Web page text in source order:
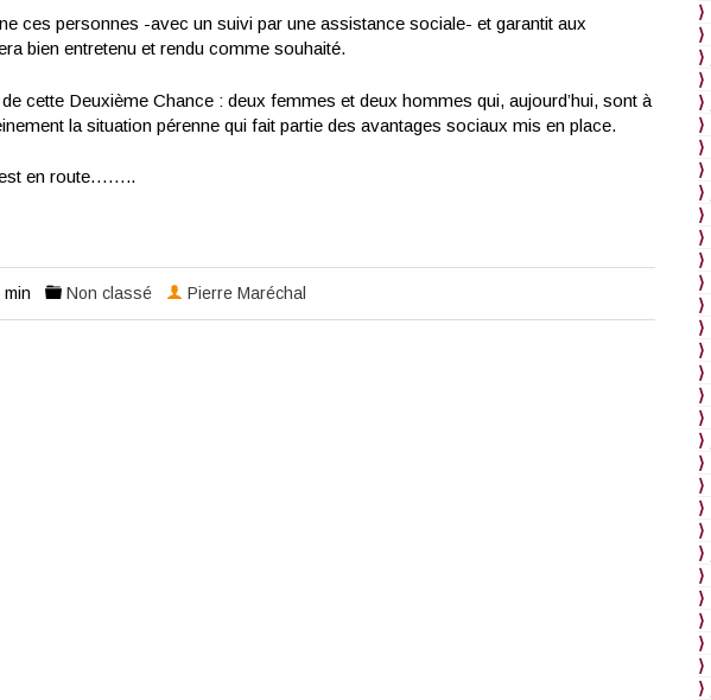
ces personnes -avec un suivi par une assistance sociale- et garantit aux
bien entretenu et rendu comme souhaité.
cette Deuxième Chance : deux femmes et deux hommes qui, aujourd’hui, sont à
la situation pérenne qui fait partie des avantages sociaux mis en place.
est en route……..
Non classé Pierre Maréchal